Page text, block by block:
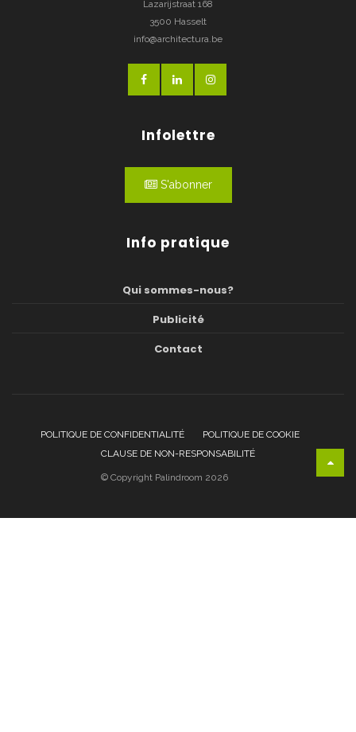
Lazarijstraat 168
3500 Hasselt
info@architectura.be
Infolettre
S'abonner
Info pratique
Qui sommes-nous?
Publicité
Contact
POLITIQUE DE CONFIDENTIALITÉ
POLITIQUE DE COOKIE
CLAUSE DE NON-RESPONSABILITÉ
© Copyright Palindroom 2026